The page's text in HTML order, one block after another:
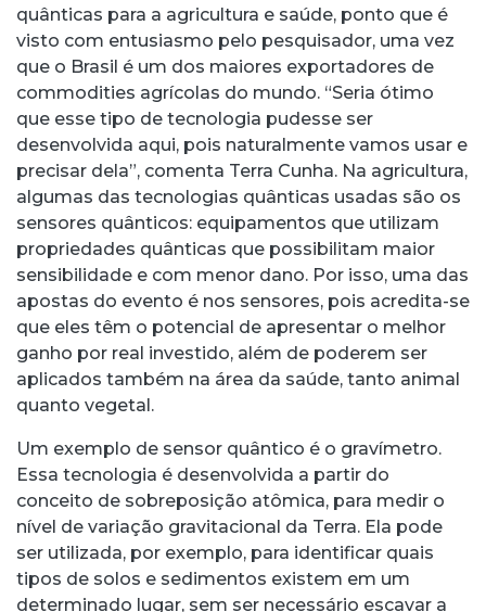
quânticas para a agricultura e saúde, ponto que é
visto com entusiasmo pelo pesquisador, uma vez
que o Brasil é um dos maiores exportadores de
commodities agrícolas do mundo. “Seria ótimo
que esse tipo de tecnologia pudesse ser
desenvolvida aqui, pois naturalmente vamos usar e
precisar dela”, comenta Terra Cunha. Na agricultura,
algumas das tecnologias quânticas usadas são os
sensores quânticos: equipamentos que utilizam
propriedades quânticas que possibilitam maior
sensibilidade e com menor dano. Por isso, uma das
apostas do evento é nos sensores, pois acredita-se
que eles têm o potencial de apresentar o melhor
ganho por real investido, além de poderem ser
aplicados também na área da saúde, tanto animal
quanto vegetal.
Um exemplo de sensor quântico é o gravímetro.
Essa tecnologia é desenvolvida a partir do
conceito de sobreposição atômica, para medir o
nível de variação gravitacional da Terra. Ela pode
ser utilizada, por exemplo, para identificar quais
tipos de solos e sedimentos existem em um
determinado lugar, sem ser necessário escavar a